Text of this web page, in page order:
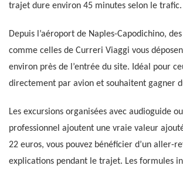
trajet dure environ 45 minutes selon le trafic.
Depuis l’aéroport de Naples-Capodichino,
comme celles de Curreri Viaggi vous
environ près de l’entrée du site. Idéal pour
directement par avion et souhaitent gagner
Les excursions organisées avec audioguide
professionnel ajoutent une vraie valeur
22 euros, vous pouvez bénéficier d’un aller-
explications pendant le trajet. Les formules